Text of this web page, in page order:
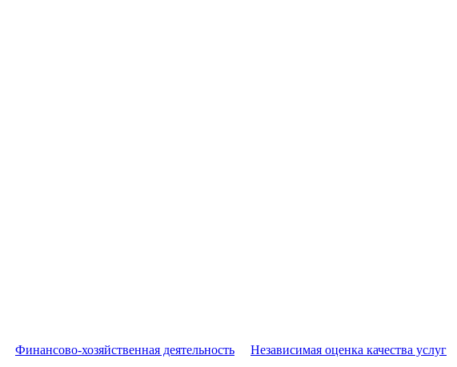
Финансово-хозяйственная деятельность
Независимая оценка качества услуг